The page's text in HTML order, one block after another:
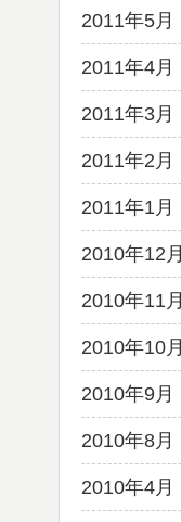
2011年5月
2011年4月
2011年3月
2011年2月
2011年1月
2010年12月
2010年11月
2010年10月
2010年9月
2010年8月
2010年4月